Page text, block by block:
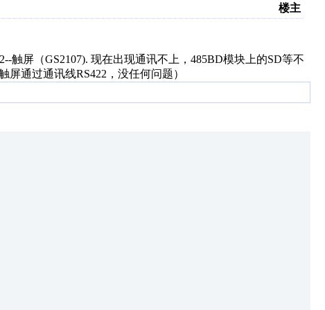
楼主
触屏（GS2107). 现在出现通讯不上，485BD模块上的SD等不
通过通讯线RS422，没任何问题）